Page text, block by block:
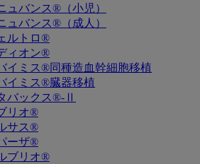
ュバンス®（小児）
ュバンス®（成人）
ルトロ®
ィオン®
イミス®同種造血幹細胞移植
イミス®臓器移植
バックス®-Ⅱ
リオ®
サス®
ーザ®
ブリオ®